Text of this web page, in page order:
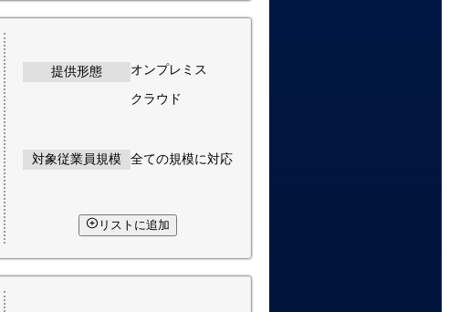
提供形態 オンプレミス
クラウド
対象従業員規模 全ての規模に対応
リストに追加